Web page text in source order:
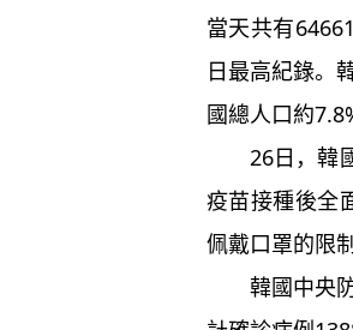
當天共有
日最高紀錄。
國總人口約
26日，韓國
疫苗接種後全
佩戴口罩的限
韓國中央防